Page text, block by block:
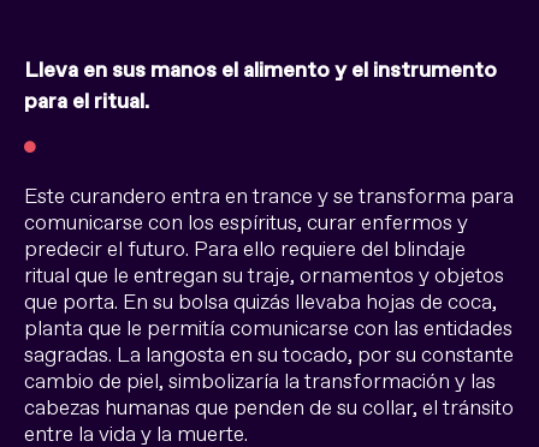
Lleva en sus manos el alimento y el instrumento
para el ritual.
Este curandero entra en trance y se transforma para
comunicarse con los espíritus, curar enfermos y
predecir el futuro. Para ello requiere del blindaje
ritual que le entregan su traje, ornamentos y objetos
que porta. En su bolsa quizás llevaba hojas de coca,
planta que le permitía comunicarse con las entidades
sagradas. La langosta en su tocado, por su constante
cambio de piel, simbolizaría la transformación y las
cabezas humanas que penden de su collar, el tránsito
entre la vida y la muerte.